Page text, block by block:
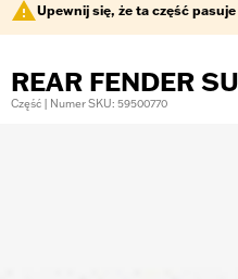
Upewnij się, że ta część pasuje
REAR FENDER
Część | Numer SKU: 59500770